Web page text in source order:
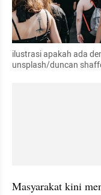
ilustrasi apakah ada
unsplash/duncan
Masyarakat kini